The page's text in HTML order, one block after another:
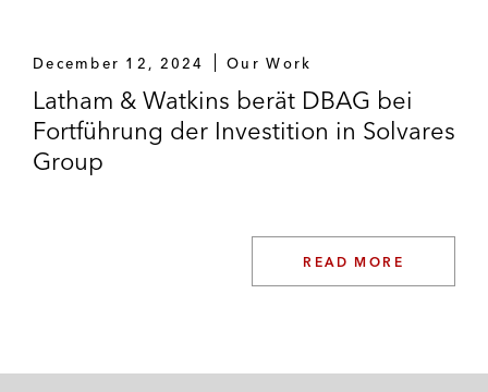
December 12, 2024 Our Work
Latham & Watkins berät DBAG bei
Fortführung der Investition in Solvares
Group
READ MORE